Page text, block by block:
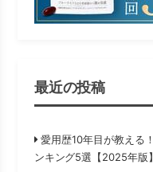
最近の投稿
愛用歴10年目が教える
ンキング5選【2025年版】